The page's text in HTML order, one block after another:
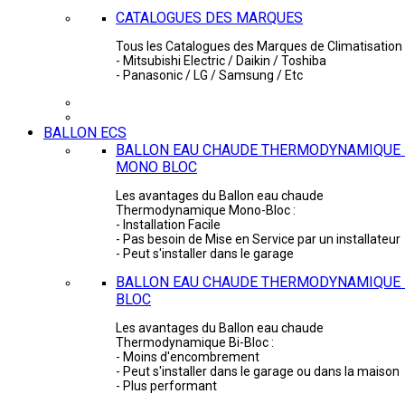
CATALOGUES DES MARQUES
Tous les Catalogues des Marques de Climatisation
- Mitsubishi Electric / Daikin / Toshiba
- Panasonic / LG / Samsung / Etc
BALLON ECS
BALLON EAU CHAUDE THERMODYNAMIQUE
MONO BLOC
Les avantages du Ballon eau chaude
Thermodynamique Mono-Bloc :
- Installation Facile
- Pas besoin de Mise en Service par un installateur
- Peut s'installer dans le garage
BALLON EAU CHAUDE
BLOC
Les avantages du Ballon eau chaude
Thermodynamique Bi-Bloc :
- Moins d'encombrement
- Peut s'installer dans le garage ou dans la maison
- Plus performant